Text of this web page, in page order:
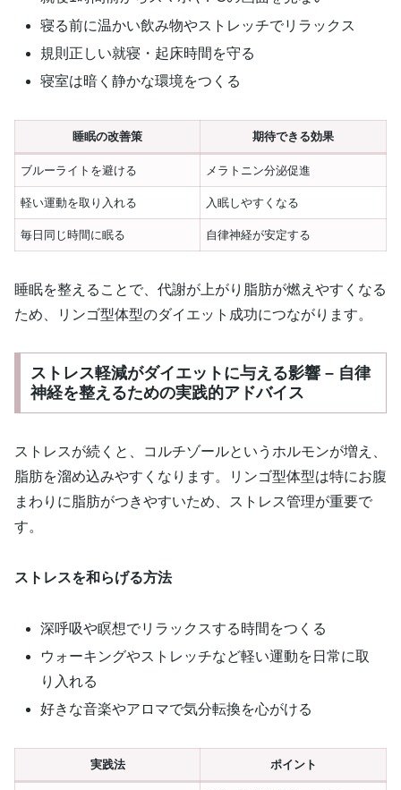
寝る前に温かい飲み物やストレッチでリラックス
規則正しい就寝・起床時間を守る
寝室は暗く静かな環境をつくる
睡眠の改善策 期待できる効果
ブルーライトを避ける メラトニン分泌促進
軽い運動を取り入れる 入眠しやすくなる
毎日同じ時間に眠る 自律神経が安定する
睡眠を整えることで、代謝が上がり脂肪が燃えやすくなる
ため、リンゴ型体型のダイエット成功につながります。
ストレス軽減がダイエットに与える影響 – 自律
神経を整えるための実践的アドバイス
ストレスが続くと、コルチゾールというホルモンが増え、
脂肪を溜め込みやすくなります。リンゴ型体型は特にお腹
まわりに脂肪がつきやすいため、ストレス管理が重要で
す。
ストレスを和らげる方法
深呼吸や瞑想でリラックスする時間をつくる
ウォーキングやストレッチなど軽い運動を日常に取
り入れる
好きな音楽やアロマで気分転換を心がける
実践法 ポイント